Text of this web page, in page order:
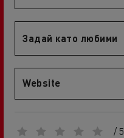
Задай като любими
Website
/ 5